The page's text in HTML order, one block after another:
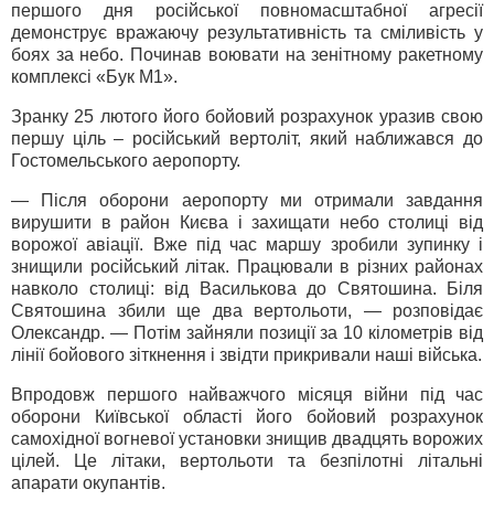
першого дня російської повномасштабної агресії
демонструє вражаючу результативність та сміливість у
боях за небо. Починав воювати на зенітному ракетному
комплексі «Бук М1».
Зранку 25 лютого його бойовий розрахунок уразив свою
першу ціль – російський вертоліт, який наближався до
Гостомельського аеропорту.
— Після оборони аеропорту ми отримали завдання
вирушити в район Києва і захищати небо столиці від
ворожої авіації. Вже під час маршу зробили зупинку і
знищили російський літак. Працювали в різних районах
навколо столиці: від Василькова до Святошина. Біля
Святошина збили ще два вертольоти, — розповідає
Олександр. — Потім зайняли позиції за 10 кілометрів від
лінії бойового зіткнення і звідти прикривали наші війська.
Впродовж першого найважчого місяця війни під час
оборони Київської області його бойовий розрахунок
самохідної вогневої установки знищив двадцять ворожих
цілей. Це літаки, вертольоти та безпілотні літальні
апарати окупантів.